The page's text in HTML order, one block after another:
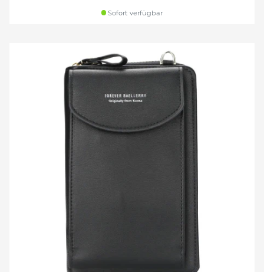
Sofort verfügbar